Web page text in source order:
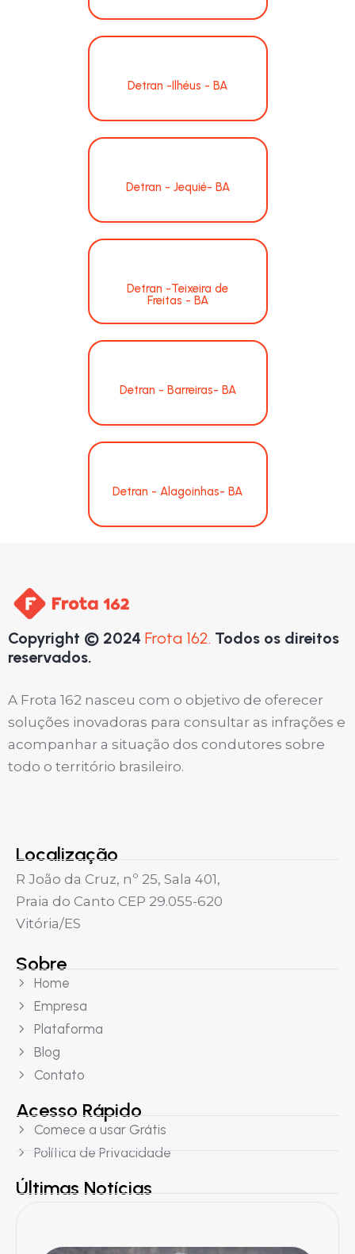
Detran -Ilhéus - BA
Detran - Jequié- BA
Detran -Teixeira de
Freitas - BA
Detran - Barreiras- BA
Detran - Alagoinhas- BA
Copyright © 2024 Frota 162. Todos os direitos
reservados.
A Frota 162 nasceu com o objetivo de oferecer
soluções inovadoras para consultar as infrações e
acompanhar a situação dos condutores sobre
todo o território brasileiro.
Localização
R João da Cruz, nº 25, Sala 401,
Praia do Canto CEP 29.055-620
Vitória/ES
Sobre
Home
Empresa
Plataforma
Blog
Contato
Acesso Rápido
Comece a usar Grátis
Política de Privacidade
Últimas Notícias